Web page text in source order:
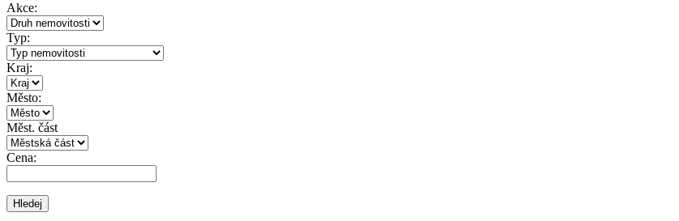
Akce:
Typ:
Kraj:
Město:
Měst. část
Cena: